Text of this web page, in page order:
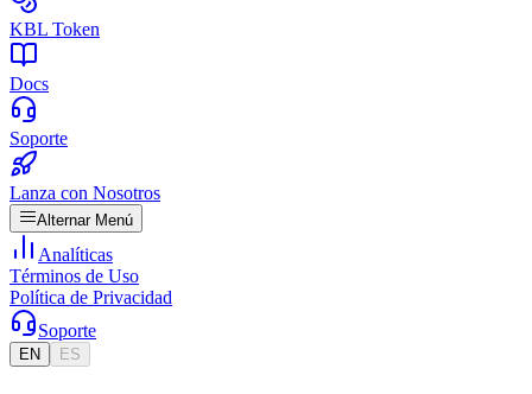
KBL Token
Docs
Soporte
Lanza con Nosotros
Alternar Menú
Analíticas
Términos de Uso
Política de Privacidad
Soporte
EN ES